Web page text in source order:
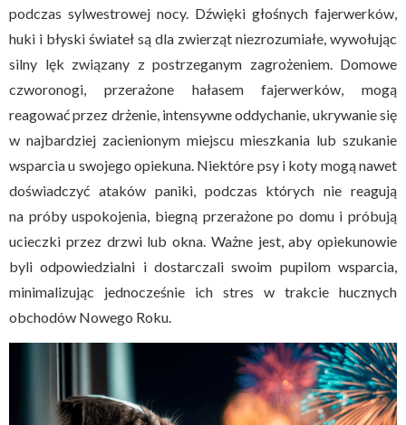
podczas sylwestrowej nocy. Dźwięki głośnych fajerwerków,
huki i błyski świateł są dla zwierząt niezrozumiałe, wywołując
silny lęk związany z postrzeganym zagrożeniem. Domowe
czworonogi, przerażone hałasem fajerwerków, mogą
reagować przez drżenie, intensywne oddychanie, ukrywanie się
w najbardziej zacienionym miejscu mieszkania lub szukanie
wsparcia u swojego opiekuna. Niektóre psy i koty mogą nawet
doświadczyć ataków paniki, podczas których nie reagują
na próby uspokojenia, biegną przerażone po domu i próbują
ucieczki przez drzwi lub okna. Ważne jest, aby opiekunowie
byli odpowiedzialni i dostarczali swoim pupilom wsparcia,
minimalizując jednocześnie ich stres w trakcie hucznych
obchodów Nowego Roku.